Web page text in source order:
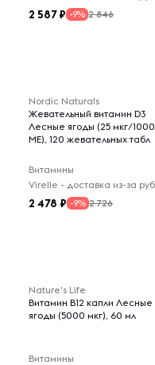
2 587 -9% 2 846
Nordic Naturals
Жевательный витамин D3
Лесные ягоды (25 мкг/1000
МЕ), 120 жевательных табл
Витамины
2 478 -9% 2 726
Nature's Life
Витамин B12 капли Лесные
ягоды (5000 мкг), 60 мл
Витамины